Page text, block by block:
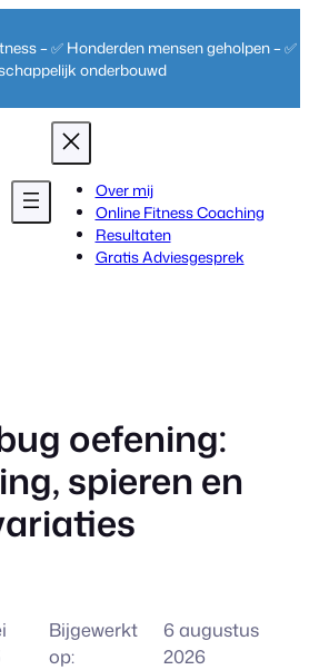
– ✅ Honderden mensen geholpen – ✅
onderbouwd
Over mij
Online Fitness Coaching
Resultaten
Gratis Adviesgesprek
oefening:
spieren en
Bijgewerkt
op:
6 augustus
2026